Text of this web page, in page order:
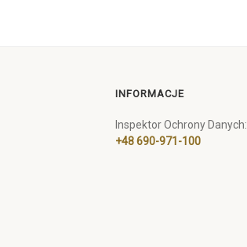
INFORMACJE
Inspektor Ochrony Danych:
+48 690-971-100